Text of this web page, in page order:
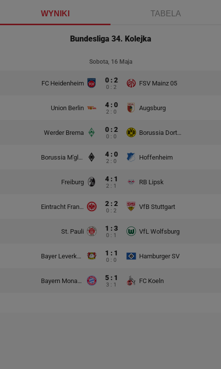
WYNIKI TABELA
Bundesliga 34. Kolejka
Sobota, 16 Maja
FC Heidenheim 0 : 2
0 : 2
FSV Mainz 05
Union Berlin 4 : 0
2 : 0
Augsburg
Werder Brema 0 : 2
0 : 0
Borussia Dortmund
Borussia M'gladbach 4 : 0
2 : 0
Hoffenheim
Freiburg 4 : 1
2 : 1
RB Lipsk
Eintracht Frankfurt 2 : 2
0 : 2
VfB Stuttgart
St. Pauli 1 : 3
0 : 1
VfL Wolfsburg
Bayer Leverkusen 1 : 1
0 : 0
Hamburger SV
Bayern Monachium 5 : 1
3 : 1
FC Koeln